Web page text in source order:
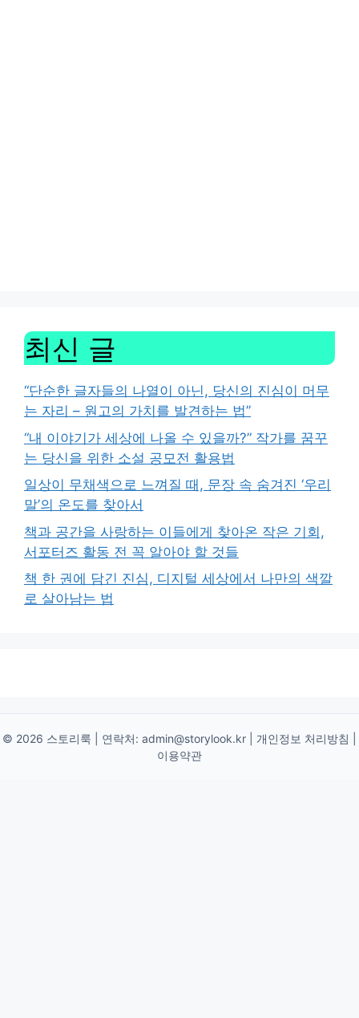
최신 글
“단순한 글자들의 나열이 아닌, 당신의 진심이 머무
는 자리 – 원고의 가치를 발견하는 법”
“내 이야기가 세상에 나올 수 있을까?” 작가를 꿈꾸
는 당신을 위한 소설 공모전 활용법
일상이 무채색으로 느껴질 때, 문장 속 숨겨진 ‘우리
말’의 온도를 찾아서
책과 공간을 사랑하는 이들에게 찾아온 작은 기회,
서포터즈 활동 전 꼭 알아야 할 것들
책 한 권에 담긴 진심, 디지털 세상에서 나만의 색깔
로 살아남는 법
© 2026 스토리룩 | 연락처: admin@storylook.kr 개인정보 처리방침
이용약관